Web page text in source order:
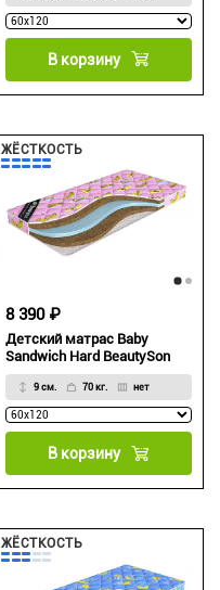
В корзину
ЖЁСТКОСТЬ
Детский матрас Baby
Sandwich Hard BeautySon
9 см. 70 кг. нет
8 390 ₽
В корзину
ЖЁСТКОСТЬ